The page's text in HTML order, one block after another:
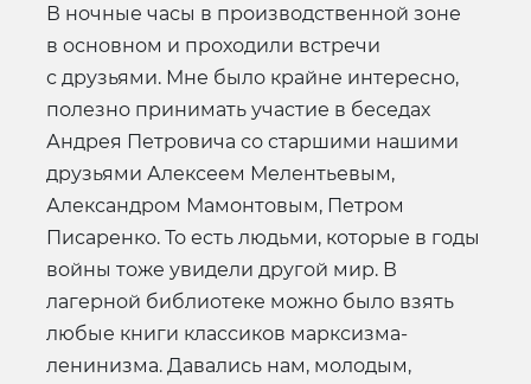
В ночные часы в производственной зоне
в основном и проходили встречи
с друзьями. Мне было крайне интересно,
полезно принимать участие в беседах
Андрея Петровича со старшими нашими
друзьями Алексеем Мелентьевым,
Александром Мамонтовым, Петром
Писаренко. То есть людьми, которые в годы
войны тоже увидели другой мир. В
лагерной библиотеке можно было взять
любые книги классиков марксизма-
ленинизма. Давались нам, молодым,